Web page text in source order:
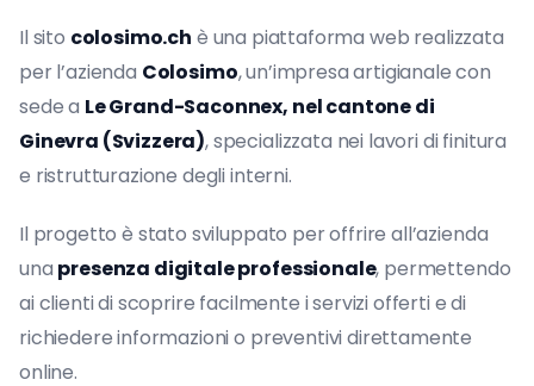
Il sito colosimo.ch è una piattaforma web realizzata
per l’azienda Colosimo, un’impresa artigianale con
sede a Le Grand-Saconnex, nel cantone di
Ginevra (Svizzera), specializzata nei lavori di finitura
e ristrutturazione degli interni.
Il progetto è stato sviluppato per offrire all’azienda
una presenza digitale professionale, permettendo
ai clienti di scoprire facilmente i servizi offerti e di
richiedere informazioni o preventivi direttamente
online.